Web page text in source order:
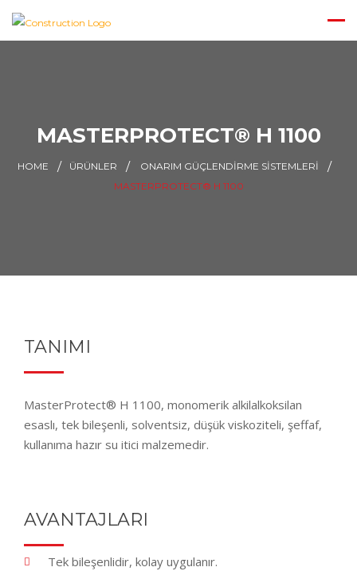
MASTERPROTECT® H 1100
HOME ÜRÜNLER
ONARIM GÜÇLENDIRME SISTEMLERI
MASTERPROTECT® H 1100
TANIMI
MasterProtect® H 1100, monomerik alkilalkoksilan
esaslı, tek bileşenli, solventsiz, düşük viskoziteli, şeffaf,
kullanıma hazır su itici malzemedir.
AVANTAJLARI
Tek bileşenlidir, kolay uygulanır.